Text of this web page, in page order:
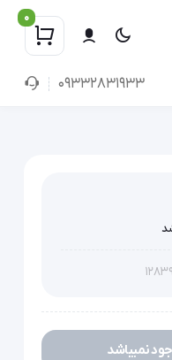
0
09332831933
12839
نمیباشد